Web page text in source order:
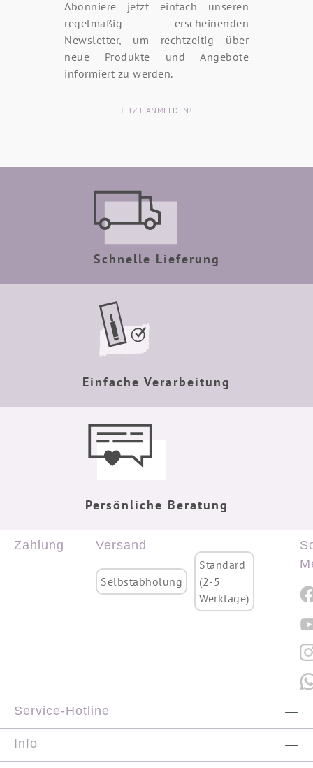
Abonniere jetzt einfach unseren
regelmäßig erscheinenden
Newsletter, um rechtzeitig über
neue Produkte und Angebote
informiert zu werden.
JETZT ANMELDEN!
Schnelle Lieferung
Einfache Verarbeitung
Persönliche Beratung
Zahlung Versand
Selbstabholung
Standard
(2-5
Werktage)
Service-Hotline
Info